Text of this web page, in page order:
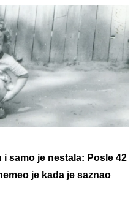
i samo je nestala: Posle 42
je kada je saznao